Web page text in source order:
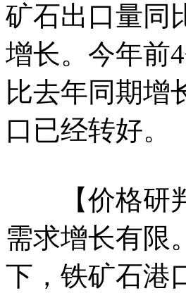
矿石出口量同
增长。今年前
比去年同期增
口已经转好。
【价格研判
需求增长有限
下，铁矿石港